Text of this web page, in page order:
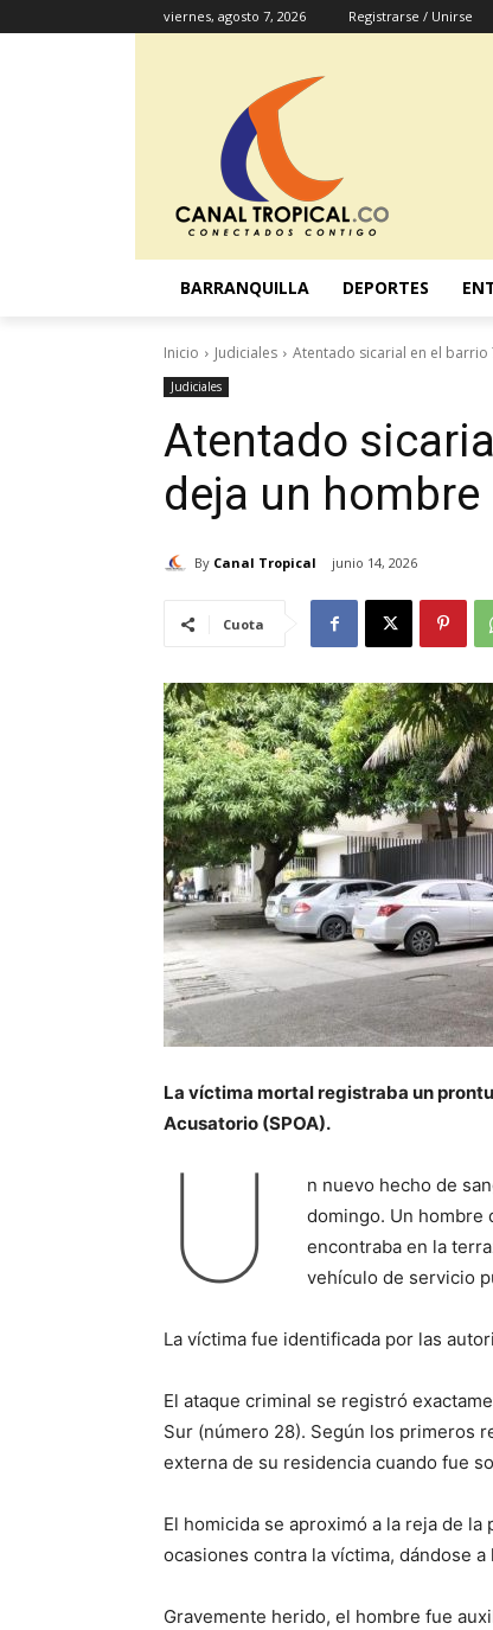
viernes, agosto 7, 2026 Registrarse / Unirse
BARRANQUILLA DEPORTES
Inicio Judiciales Atentado sicarial en el
Judiciales
Atentado
deja un
By Canal Tropical junio 14, 2026
Cuota
La víctima mortal registraba un
Acusatorio (SPOA).
U
n nuevo hecho de
domingo. Un hombre
encontraba en la
vehículo de servicio
La víctima fue identificada por las
El ataque criminal se registró
Sur (número 28). Según los primeros
externa de su residencia cuando fue
El homicida se aproximó a la reja de
ocasiones contra la víctima, dándose
Gravemente herido, el hombre fue